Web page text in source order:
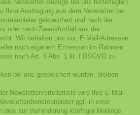
Newsletter-Bezugs bei uns hinterlegten
Ihrer Austragung aus dem Newsletter bei
gespeichert und nach der
oder nach Zweckfortfall aus der
Wir behalten uns vor, E-Mail-Adressen
nach eigenem Ermessen im Rahmen
nach Art. 6 Abs. 1 lit. f DSGVO zu
bei uns gespeichert wurden, bleiben
Newsletterverteilerliste wird Ihre E-Mail-
ggf. in einer
dies zur Verhinderung künftiger Mailings